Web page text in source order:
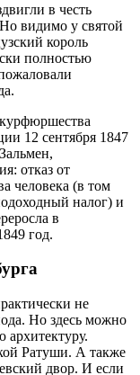
в честь
видимо у святой
король
полностью
12 сентября 1847
отказ от
человека (в том
налог) и
в
год.
не
Но здесь можно
архитектуру.
Ратуши. А также
двор. И если